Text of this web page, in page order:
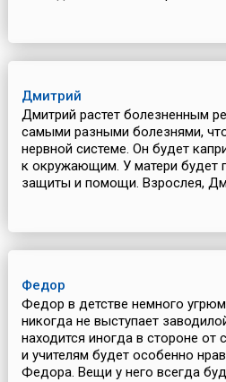
Дмитрий
Дмитрий растет болезненным
самыми разными болезнями,
нервной системе. Он будет
к окружающим. У матери будет
защиты и помощи. Взрослея,
Федор
Федор в детстве немного
никогда не выступает
находится иногда в стороне от
и учителям будет особенно
Федора. Вещи у него всегда